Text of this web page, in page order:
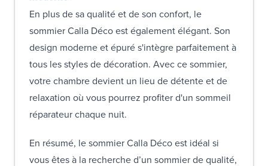
En plus de sa qualité et de son confort, le
sommier Calla Déco est également élégant. Son
design moderne et épuré s'intègre parfaitement à
tous les styles de décoration. Avec ce sommier,
votre chambre devient un lieu de détente et de
relaxation où vous pourrez profiter d'un sommeil
réparateur chaque nuit.
En résumé, le sommier Calla Déco est idéal si
vous êtes à la recherche d’un sommier de qualité,